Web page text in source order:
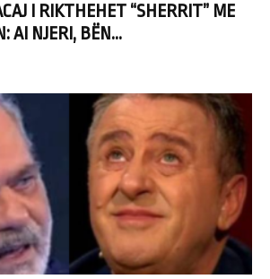
I RIKTHEHET “SHERRIT” ME
AI NJERI, BËN...